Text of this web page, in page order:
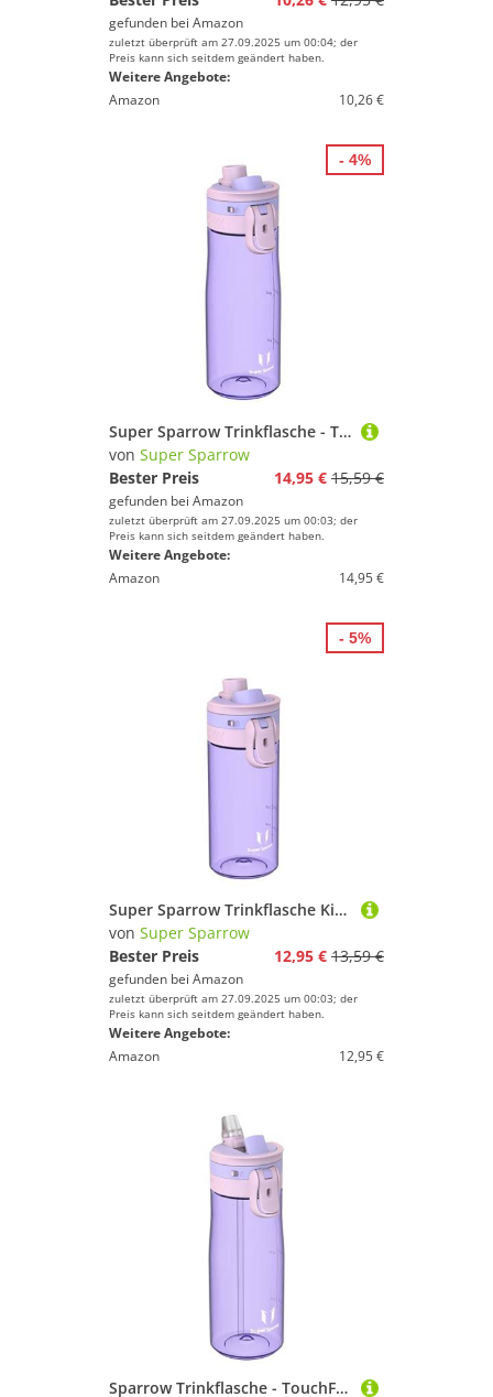
gefunden bei Amazon
zuletzt überprüft am 27.09.2025 um 00:04; der
Preis kann sich seitdem geändert haben.
Weitere Angebote:
Amazon
10,26 €
Super Sparrow Trinkflasche - Tritan Wasserflasche - 750ml - BPA-frei - Ideale Sportflasche - Ein-Klick Schnellfluss TouchGulp Trinkflaschen - Leicht, Nachhaltig
von Super Sparrow
Bester Preis
14,95 € 15,59 €
gefunden bei Amazon
zuletzt überprüft am 27.09.2025 um 00:03; der
Preis kann sich seitdem geändert haben.
Weitere Angebote:
Amazon
14,95 €
- 4%
Super Sparrow Trinkflasche Kinder - Tritan Wasserflasche - 500ml - BPA-frei - Ideale Sportflasche - Ein-Klick Schnellfluss TouchGulp Trinkflaschen - Leicht, Nachhaltig
von Super Sparrow
Bester Preis
12,95 € 13,59 €
gefunden bei Amazon
zuletzt überprüft am 27.09.2025 um 00:03; der
Preis kann sich seitdem geändert haben.
Weitere Angebote:
Amazon
12,95 €
- 5%
Sparrow Trinkflasche - TouchFlow Tritan Wasserflasche - 750ml - BPA-frei - Sportflasche Auslaufsicher - Trinkflaschen mit Strohhalm für Sport, Outdoor - Leicht, Nachhaltig